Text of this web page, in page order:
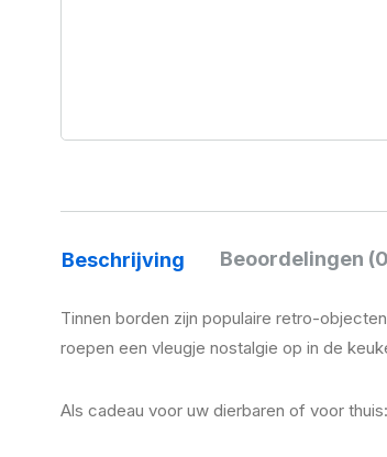
Beschrijving Beoordelingen
Tinnen borden zijn populaire retro-
roepen een vleugje nostalgie op in de
Als cadeau voor uw dierbaren of voor